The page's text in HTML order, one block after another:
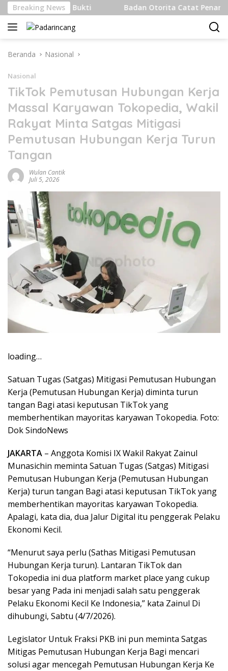
Langsung
ke
konten
Breaking News
Bukti Badan Otorita Catat Penanaman
Beranda Nasional
Nasional
TikTok Pemutusan Hubungan Kerja
Massal Karyawan Tokopedia, Wakil
Rakyat Minta Satgas Mitigasi
Pemutusan Hubungan Kerja Turun
Tangan
Wulan Cantik
Juli 5, 2026
loading…
Satuan Tugas (Satgas) Mitigasi Pemutusan Hubungan
Kerja (Pemutusan Hubungan Kerja) diminta turun
tangan Bagi atasi keputusan TikTok yang
memberhentikan mayoritas karyawan Tokopedia. Foto:
Dok SindoNews
JAKARTA – Anggota Komisi IX Wakil Rakyat Zainul
Munasichin meminta Satuan Tugas (Satgas) Mitigasi
Pemutusan Hubungan Kerja (Pemutusan Hubungan
Kerja) turun tangan Bagi atasi keputusan TikTok yang
memberhentikan mayoritas karyawan Tokopedia.
Apalagi, kata dia, dua Jalur Digital itu penggerak Pelaku
Ekonomi Kecil.
“Menurut saya perlu (Sathas Mitigasi Pemutusan
Hubungan Kerja turun). Lantaran TikTok dan
Tokopedia ini dua platform market place yang cukup
besar yang Pada ini menjadi salah satu penggerak
Pelaku Ekonomi Kecil Ke Indonesia,” kata Zainul Di
dihubungi, Sabtu (4/7/2026).
Legislator Untuk Fraksi PKB ini pun meminta Satgas
Mitigas Pemutusan Hubungan Kerja Bagi mencari
solusi agar mencegah Pemutusan Hubungan Kerja Ke